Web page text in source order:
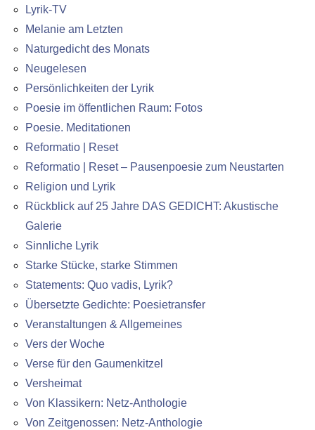
Lyrik-TV
Melanie am Letzten
Naturgedicht des Monats
Neugelesen
Persönlichkeiten der Lyrik
Poesie im öffentlichen Raum: Fotos
Poesie. Meditationen
Reformatio | Reset
Reformatio | Reset – Pausenpoesie zum Neustarten
Religion und Lyrik
Rückblick auf 25 Jahre DAS GEDICHT: Akustische
Galerie
Sinnliche Lyrik
Starke Stücke, starke Stimmen
Statements: Quo vadis, Lyrik?
Übersetzte Gedichte: Poesietransfer
Veranstaltungen & Allgemeines
Vers der Woche
Verse für den Gaumenkitzel
Versheimat
Von Klassikern: Netz-Anthologie
Von Zeitgenossen: Netz-Anthologie